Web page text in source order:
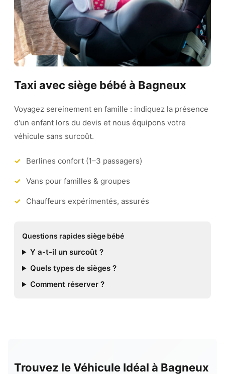
Taxi avec siège bébé à Bagneux
Voyagez sereinement en famille : indiquez la présence
d'un enfant lors du devis et nous équipons votre
véhicule sans surcoût.
Berlines confort (1–3 passagers)
Vans pour familles & groupes
Chauffeurs expérimentés, assurés
Questions rapides siège bébé
Y a-t-il un surcoût ?
Quels types de sièges ?
Comment réserver ?
Trouvez le Véhicule Idéal à Bagneux